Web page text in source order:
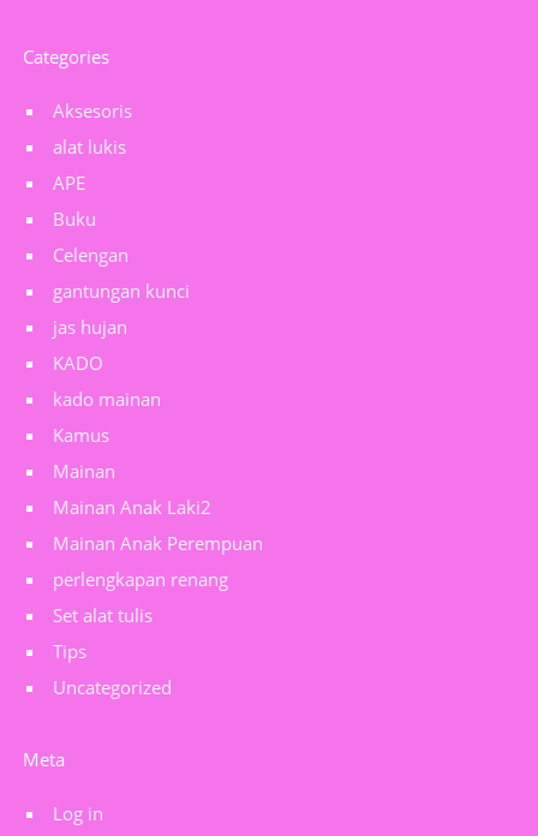
Categories
Aksesoris
alat lukis
APE
Buku
Celengan
gantungan kunci
jas hujan
KADO
kado mainan
Kamus
Mainan
Mainan Anak Laki2
Mainan Anak Perempuan
perlengkapan renang
Set alat tulis
Tips
Uncategorized
Meta
Log in